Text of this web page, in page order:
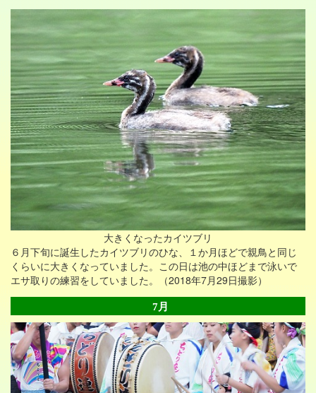
大きくなったカイツブリ
６月下旬に誕生したカイツブリのひな、１か月ほどで親鳥と同じ
くらいに大きくなっていました。この日は池の中ほどまで泳いで
エサ取りの練習をしていました。（2018年7月29日撮影）
7月